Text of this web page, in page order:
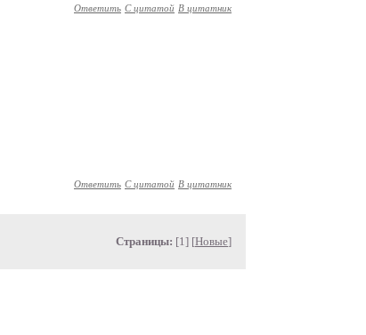
Ответить С цитатой В цитатник
Ответить С цитатой В цитатник
Страницы: [1] [Новые]